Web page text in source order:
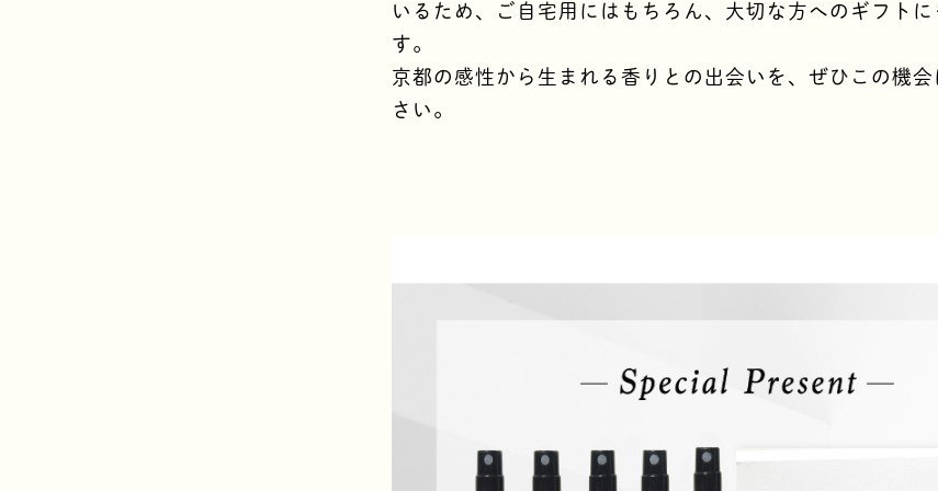
いるため、ご自宅用にはもちろん、大切な方へのギフト
す。
京都の感性から生まれる香りとの出会いを、ぜひこの機会
さい。